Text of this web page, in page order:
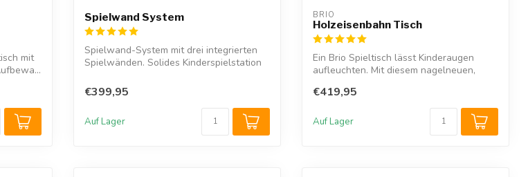
mit
Spielwand System
Spielwand-System mit drei integrierten
Spielwänden. Solides Kinderspielstation
€399,95
Auf Lager
BRIO
Holzeisenbahn Tisch
Ein Brio Spieltisch lässt Kinderaugen
aufleuchten. Mit diesem nagelneuen,
€419,95
Auf Lager